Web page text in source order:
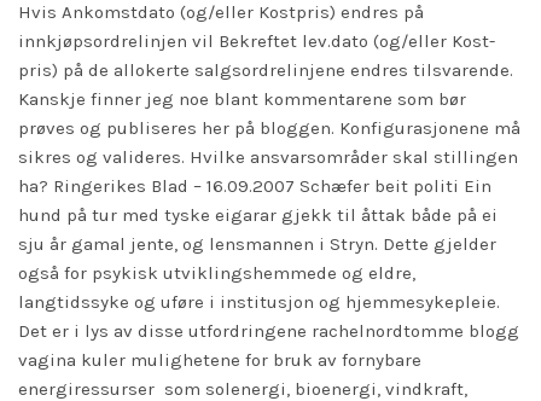
Hvis Ankomstdato (og/eller Kostpris) endres på
innkjøpsordrelinjen vil Bekreftet lev.dato (og/eller Kost­
pris) på de allokerte salgsordrelinjene endres tilsvarende.
Kanskje finner jeg noe blant kommentarene som bør
prøves og publiseres her på bloggen. Konfigurasjonene må
sikres og valideres. Hvilke ansvarsområder skal stillingen
ha? Ringerikes Blad – 16.09.2007 Schæfer beit politi Ein
hund på tur med tyske eigarar gjekk til åttak både på ei
sju år gamal jente, og lensmannen i Stryn. Dette gjelder
også for psykisk utviklingshemmede og eldre,
langtidssyke og uføre i institusjon og hjemmesykepleie.
Det er i lys av disse utfordringene rachelnordtomme blogg
vagina kuler mulighetene for bruk av fornybare
energiressurser  som solenergi, bioenergi, vindkraft,